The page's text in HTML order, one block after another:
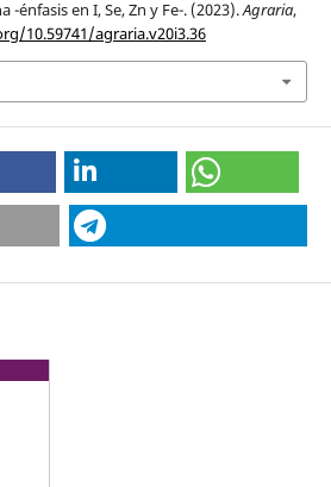
énfasis en I, Se, Zn y Fe-. (2023).Agraria,
10.59741/agraria.v20i3.36